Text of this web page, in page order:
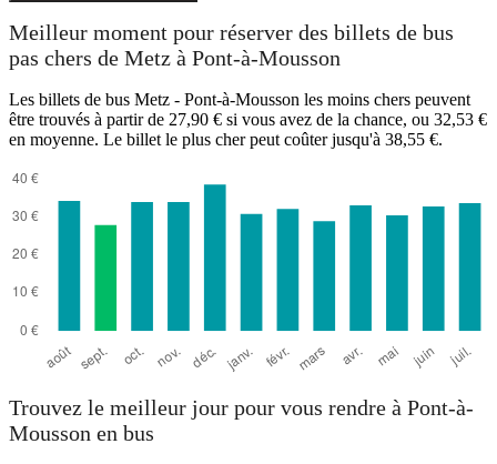
Meilleur moment pour réserver des billets de bus
pas chers de Metz à Pont-à-Mousson
Les billets de bus Metz - Pont-à-Mousson les moins chers peuvent
être trouvés à partir de 27,90 € si vous avez de la chance, ou 32,53 €
en moyenne. Le billet le plus cher peut coûter jusqu'à 38,55 €.
Trouvez le meilleur jour pour vous rendre à Pont-à-
Mousson en bus